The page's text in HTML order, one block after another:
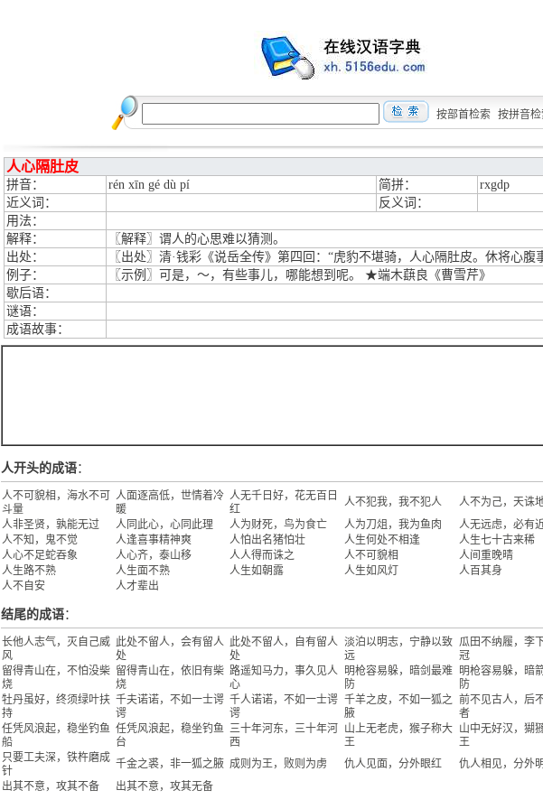
按部首检索 按拼音检
人心隔肚皮
拼音： rén xīn gé dù pí 简拼：
rxgdp
近义词：
反义词：
用法：
解释：
〖解释〗谓人的心思难以猜测。
出处：
〖出处〗清·钱彩《说岳全传》第四回：“虎豹不堪骑，人心隔肚皮。休将心腹
例子：
〖示例〗可是，～，有些事儿，哪能想到呢。 ★端木蕻良《曹雪芹》
歇后语：
谜语：
成语故事：
人开头的成语：
人不可貌相，海水不可
斗量
人面逐高低，世情着冷
暖
人无千日好，花无百日
红
人不犯我，我不犯人 人不为己，天诛
人非圣贤，孰能无过
人同此心，心同此理 人为财死，鸟为食亡 人为刀俎，我为鱼肉 人无远虑，必有
人不知，鬼不觉
人逢喜事精神爽 人怕出名猪怕壮 人生何处不相逢 人生七十古来稀
人心不足蛇吞象
人心齐，泰山移 人人得而诛之 人不可貌相 人间重晚晴
人生路不熟
人生面不熟 人生如朝露 人生如风灯 人百其身
人不自安
人才辈出
结尾的成语：
长他人志气，灭自己威
风
此处不留人，会有留人
处
此处不留人，自有留人
处
淡泊以明志，宁静以致
远
瓜田不纳履，李
冠
留得青山在，不怕没柴
烧
留得青山在，依旧有柴
烧
路遥知马力，事久见人
心
明枪容易躲，暗剑最难
防
明枪容易躲，暗
防
牡丹虽好，终须绿叶扶
持
千夫诺诺，不如一士谔
谔
千人诺诺，不如一士谔
谔
千羊之皮，不如一狐之
腋
前不见古人，后
者
任凭风浪起，稳坐钓鱼
船
任凭风浪起，稳坐钓鱼
台
三十年河东，三十年河
西
山上无老虎，猴子称大
王
山中无好汉，猢
王
只要工夫深，铁杵磨成
针
千金之裘，非一狐之腋 成则为王，败则为虏 仇人见面，分外眼红 仇人相见，分外
出其不意，攻其不备
出其不意，攻其无备